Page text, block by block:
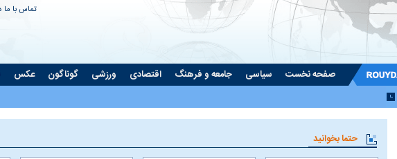
تماس با ما
صفحه نخست سیاسی جامعه و فرهنگ اقتصادی ورزشی گوناگون عکس
حتما بخوانید